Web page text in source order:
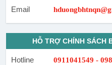
Email
HỖ TRỢ CHÍNH SÁCH
Hotline 0911041549 -